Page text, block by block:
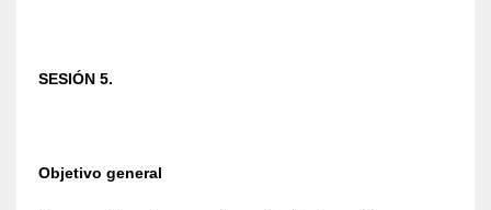
SESIÓN 5.
Objetivo general